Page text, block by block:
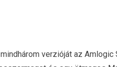
verzióját az